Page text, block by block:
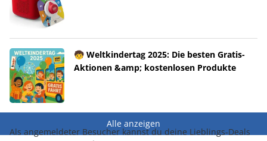
🧒 Weltkindertag 2025: Die besten Gratis-
Aktionen &amp; kostenlosen Produkte
Alle anzeigen
Als angemeldeter Besucher kannst du deine Lieblings-Deals